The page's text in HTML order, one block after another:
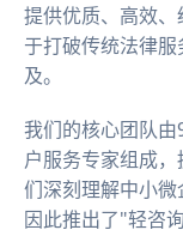
提供优质、高效
于打破传统法律
及。
我们的核心团队
户服务专家组成
们深刻理解中小微
因此推出了"轻咨